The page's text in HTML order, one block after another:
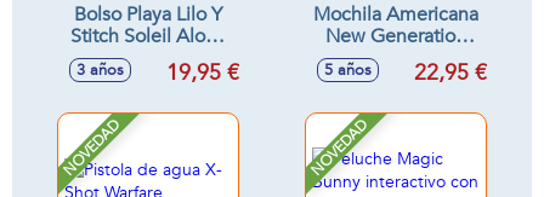
Bolso Playa Lilo Y
Stitch Soleil Aloha
37x52x17cm
3 años 19,95 €
Mochila Americana
New Generation
Stitch 40x30x15 cm
5 años 22,95 €
NOVEDAD NOVEDAD